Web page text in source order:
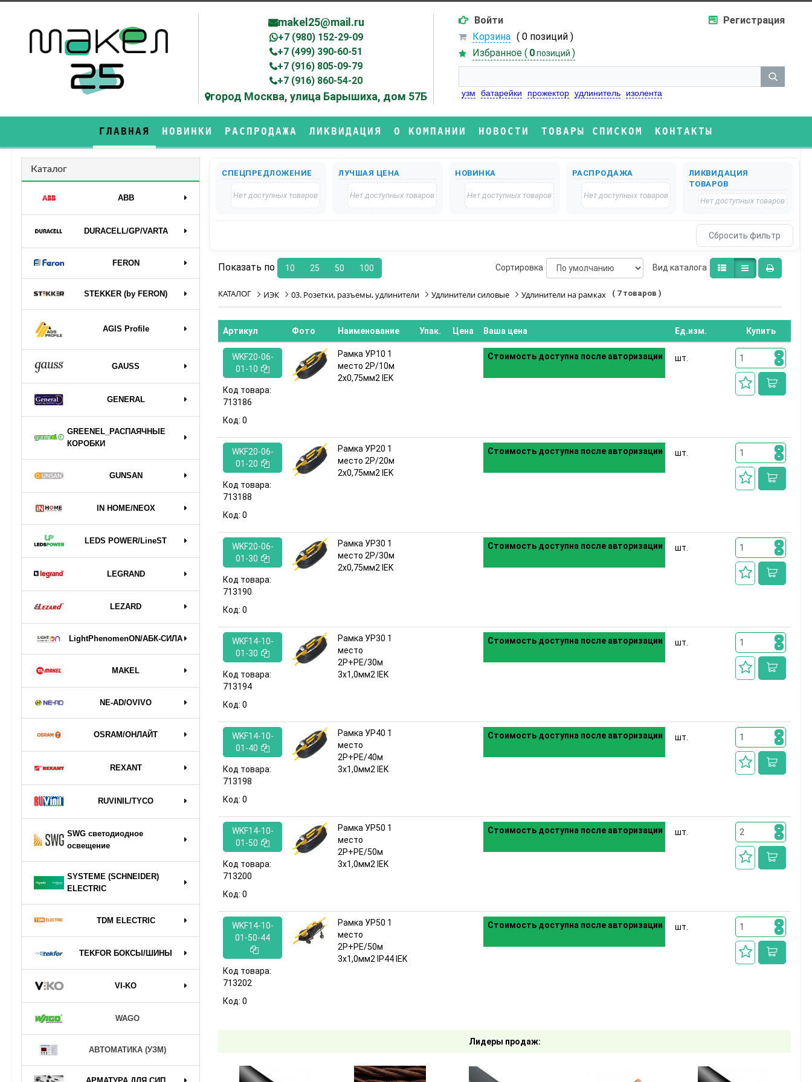
makel25@mail.ru
+7 (980) 152-29-09
+7 (499) 390-60-51
+7 (916) 805-09-79
+7 (916) 860-54-20
город Москва, улица Барышиха, дом 57Б
Войти
Регистрация
Корзина ( 0 позиций )
Избранное ( 0 позиций )
узм батарейки прожектор удлинитель изолента
ГЛАВНАЯ НОВИНКИ РАСПРОДАЖА ЛИКВИДАЦИЯ О КОМПАНИИ НОВОСТИ ТОВАРЫ СПИСКОМ КОНТАКТЫ
Каталог
ABB
DURAСELL/GP/VARTA
FERON
STEKKER (by FERON)
AGIS Profile
GAUSS
GENERAL
GREENEL_РАСПАЯЧНЫЕ
КОРОБКИ
GUNSAN
IN HOME/NEOX
LEDS POWER/LineST
LEGRAND
LEZARD
LightPhenomenON/АБК-СИЛА
MAKEL
NE-AD/OVIVO
OSRAM/ОНЛАЙТ
REXANT
RUVINIL/TYCO
SWG светодиодное
освещение
SYSTEME (SCHNEIDER)
ELECTRIC
TDM ELECTRIC
TEKFOR БОКСЫ/ШИНЫ
VI-KO
WAGO
АВТОМАТИКА (УЗМ)
СПЕЦПРЕДЛОЖЕНИЕ
Нет доступных товаров
ЛУЧШАЯ ЦЕНА
Нет доступных товаров
НОВИНКА
Нет доступных товаров
РАСПРОДАЖА
Нет доступных товаров
ЛИКВИДАЦИЯ
ТОВАРОВ
Нет доступных товаров
Показать по 10 25 50 100 Bид каталога
Сортировка
КАТАЛОГ ИЭК 03. Розетки, разъемы, удлинители Удлинители силовые Удлинители на рамках ( 7 товаров )
Артикул Фото Наименование Упак. Цена Ваша цена Ед.изм. Купить
WKF20-06-
01-10
Код товара:
713186
Код: 0
Рамка УР10 1
место 2P/10м
2х0,75мм2 IEK
Стоимость доступна после авторизации шт.
WKF20-06-
01-20
Код товара:
713188
Код: 0
Рамка УР20 1
место 2Р/20м
2х0,75мм2 IEK
Стоимость доступна после авторизации шт.
WKF20-06-
01-30
Код товара:
713190
Код: 0
Рамка УР30 1
место 2P/30м
2х0,75мм2 IEK
Стоимость доступна после авторизации шт.
WKF14-10-
01-30
Код товара:
713194
Код: 0
Рамка УР30 1
место
2P+PE/30м
3х1,0мм2 IEK
Стоимость доступна после авторизации шт.
WKF14-10-
01-40
Код товара:
713198
Код: 0
Рамка УР40 1
место
2P+PE/40м
3х1,0мм2 IEK
Стоимость доступна после авторизации шт.
WKF14-10-
01-50
Код товара:
713200
Код: 0
Рамка УР50 1
место
2P+PE/50м
3х1,0мм2 IEK
Стоимость доступна после авторизации шт.
WKF14-10-
01-50-44
Код товара:
713202
Код: 0
Рамка УР50 1
место
2P+PE/50м
3х1,0мм2 IP44 IEK
Стоимость доступна после авторизации шт.
Лидеры продаж: